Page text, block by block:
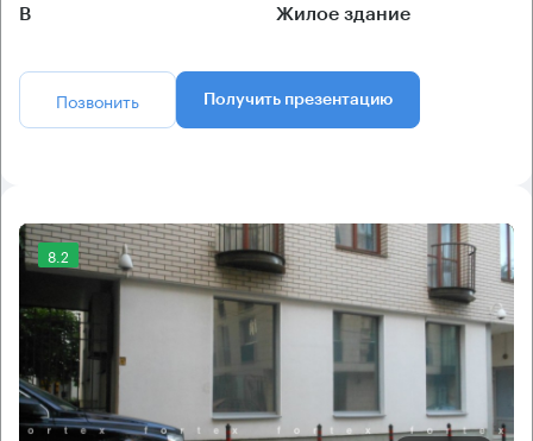
B Жилое здание
Позвонить Получить презентацию
8.2